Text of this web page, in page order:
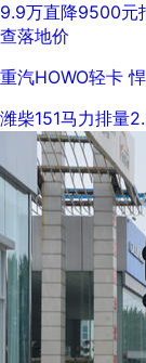
9.9万直降9500元
查落地价
重汽HOWO轻卡
潍柴151马力排量